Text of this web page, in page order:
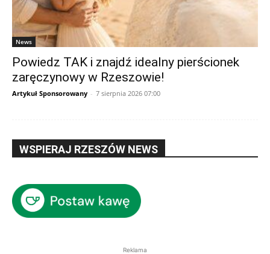
News
Powiedz TAK i znajdź idealny pierścionek
zaręczynowy w Rzeszowie!
Artykuł Sponsorowany - 7 sierpnia 2026 07:00
WSPIERAJ RZESZÓW NEWS
Reklama